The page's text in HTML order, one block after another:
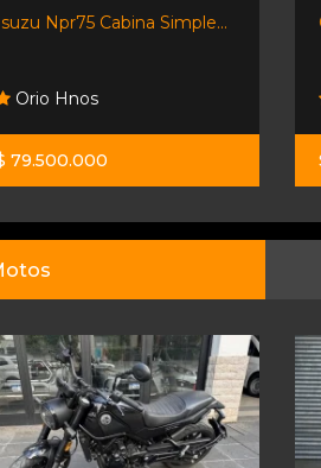
Npr75 Cabina Simple...
Orio Hnos
79.500.000